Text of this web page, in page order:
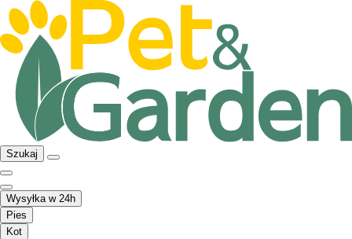
Szukaj
Wysyłka w 24h
Pies
Kot